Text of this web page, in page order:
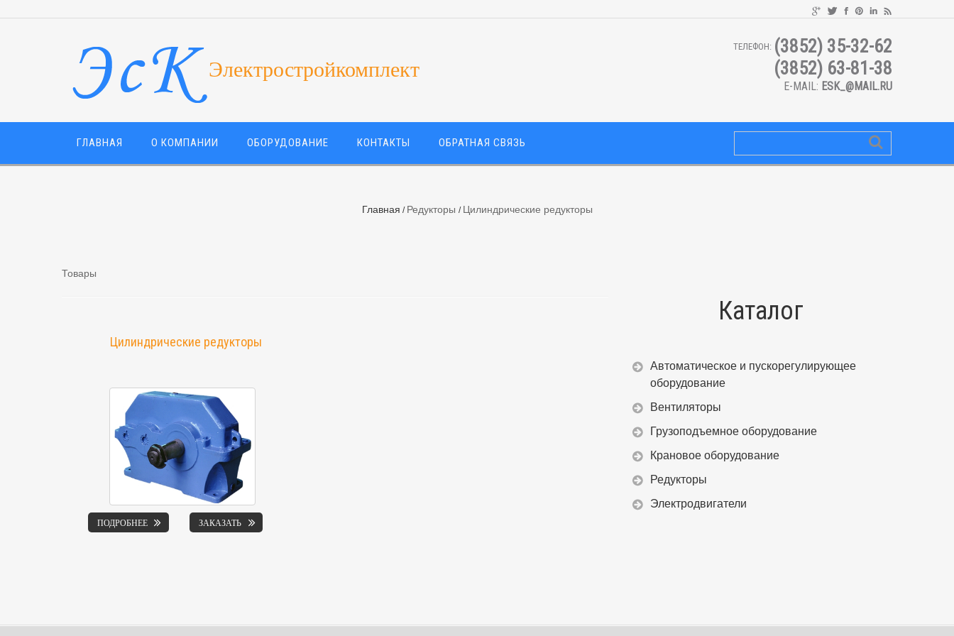
Электростройкомплект
ТЕЛЕФОН: (3852) 35-32-62
(3852) 63-81-38
E-MAIL: ESK_@MAIL.RU
ГЛАВНАЯ О КОМПАНИИ ОБОРУДОВАНИЕ КОНТАКТЫ ОБРАТНАЯ СВЯЗЬ
Главная Редукторы Цилиндрические редукторы
Товары
Цилиндрические редукторы
ПОДРОБНЕЕ ЗАКАЗАТЬ
Каталог
Автоматическое и пускорегулирующее
оборудование
Вентиляторы
Грузоподъемное оборудование
Крановое оборудование
Редукторы
Электродвигатели